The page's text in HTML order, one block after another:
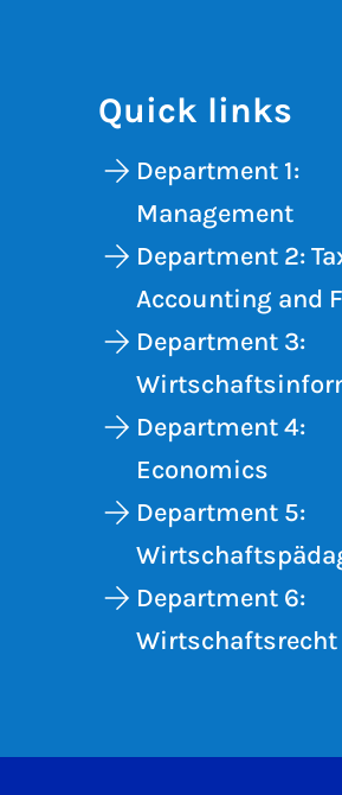
Quick links
Department 1:
Management
Department 2:
Accounting and
Department 3:
Department 4:
Economics
Department 5:
Department 6:
Wirtschaftsrecht